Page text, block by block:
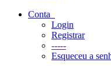
Conta
Login
Registrar
-----
Esqueceu a